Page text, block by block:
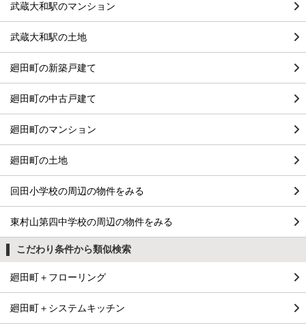
武蔵大和駅のマンション
武蔵大和駅の土地
廻田町の新築戸建て
廻田町の中古戸建て
廻田町のマンション
廻田町の土地
回田小学校の周辺の物件をみる
東村山第四中学校の周辺の物件をみる
こだわり条件から類似検索
廻田町＋フローリング
廻田町＋システムキッチン